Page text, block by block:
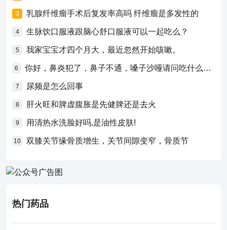
3 乳腺纤维瘤手术后复发率高吗 纤维瘤是多发性的
4 生脉饮口服液跟脑心舒口服液可以一起吃么？
5 我家宝宝才四个月大，最近忽然开始咳嗽。
6 你好，鼻炎犯了，鼻子不通，嗓子沙哑请问吃什么药比较好？
7 尿频是怎么回事
8 肝火旺和脾虚腹胀是先健脾还是去火
9 用清热水洗脸好吗,是油性皮肤!
10 双膝关节缘骨质增生，关节间隙变窄，骨质节
热门药品